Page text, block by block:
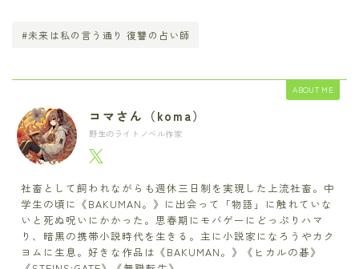
#未来は私の言う通り 復讐の占い師
ABOUT ME
コマさん（koma）
野生のライトノベル作家
社畜として飼われながらも週休三日制を実現した上流社畜。中
学生の頃に《BAKUMAN。》に出会って「物語」に触れていな
いと死ぬ呪いにかかった。思春期にモバゲーにどっぷりハマ
り、暗黒の携帯小説時代を生きる。主に小説家になろうやカク
ヨムに生息。好きな作品は《BAKUMAN。》《ヒカルの碁》